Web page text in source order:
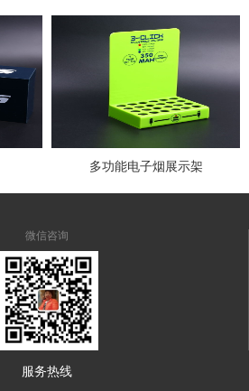
多功能电子烟展示架
微信咨询
服务热线